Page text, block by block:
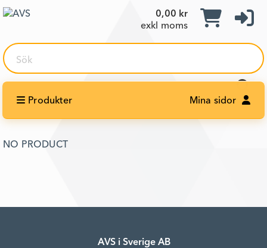
0,00 kr
exkl moms
Sök
Produkter Mina sidor
NO PRODUCT
AVS i Sverige AB